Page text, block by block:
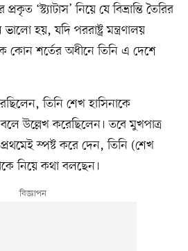
‘স্ট্যাটাস’ নিয়ে যে বিভ্রান্তি তৈরির
হয়, যদি পররাষ্ট্র মন্ত্রণালয়
কোন শর্তের অধীনে তিনি এ দেশে
তিনি শেখ হাসিনাকে
বলে উল্লেখ করেছিলেন। তবে মুখপাত্র
স্পষ্ট করে দেন, তিনি (শেখ
নিয়ে কথা বলছেন।